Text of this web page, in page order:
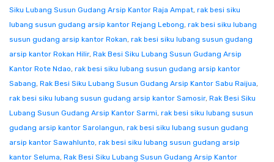
Siku Lubang Susun Gudang Arsip Kantor Raja Ampat, rak besi siku
lubang susun gudang arsip kantor Rejang Lebong, rak besi siku lubang
susun gudang arsip kantor Rokan, rak besi siku lubang susun gudang
arsip kantor Rokan Hilir, Rak Besi Siku Lubang Susun Gudang Arsip
Kantor Rote Ndao, rak besi siku lubang susun gudang arsip kantor
Sabang, Rak Besi Siku Lubang Susun Gudang Arsip Kantor Sabu Raijua,
rak besi siku lubang susun gudang arsip kantor Samosir, Rak Besi Siku
Lubang Susun Gudang Arsip Kantor Sarmi, rak besi siku lubang susun
gudang arsip kantor Sarolangun, rak besi siku lubang susun gudang
arsip kantor Sawahlunto, rak besi siku lubang susun gudang arsip
kantor Seluma, Rak Besi Siku Lubang Susun Gudang Arsip Kantor